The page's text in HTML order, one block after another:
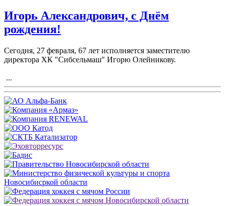
Игорь Александрович, с Днём
рождения!
Сегодня, 27 февраля, 67 лет исполняется заместителю
директора ХК "Сибсельмаш" Игорю Олейникову.
...